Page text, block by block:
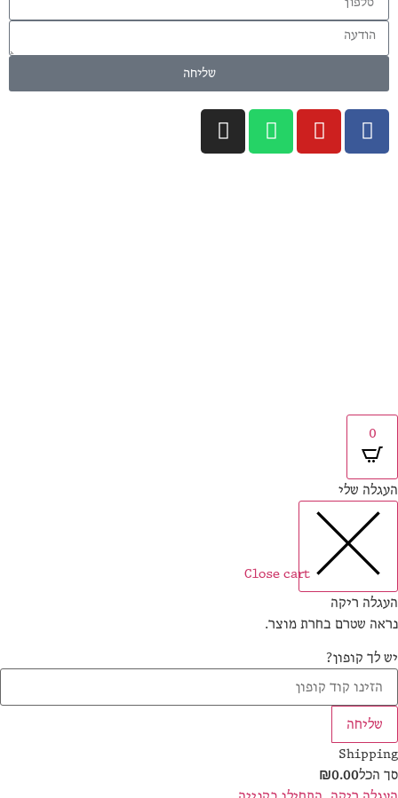
שליחה
שלי
Close cart
ריקה
שטרם בחרת מוצר.
לך קופון?
שליחה
הכל
₪0.00